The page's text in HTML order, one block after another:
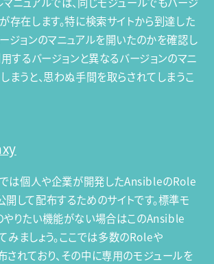
存在します。特に検索サイトから到達した
ジョンのマニュアルを開いたのかを確認し
用するバージョンと異なるバージョンのマニ
まうと、思わぬ手間を取らされてしまうこ
は個人や企業が開発したAnsibleのRole
して配布するためのサイトです。標準モ
やりたい機能がない場合はこのAnsible
ましょう。ここでは多数のRoleや
れており、その中に専用のモジュールを